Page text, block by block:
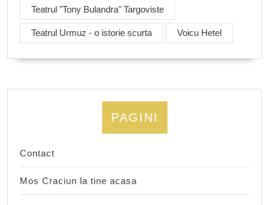
Teatrul "Tony Bulandra" Targoviste
Teatrul Urmuz - o istorie scurta Voicu Hetel
PAGINI
Contact
Mos Craciun la tine acasa